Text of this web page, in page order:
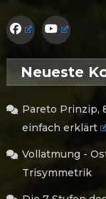
Neueste
Pareto Prinzip,
einfach erklärt
Vollatmung -
Trisymmetrik